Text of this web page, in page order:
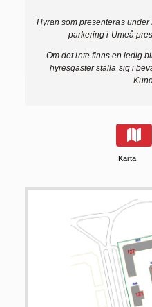
Hyran som presenteras
parkering i Umeå
Om det inte finns en ledig
hyresgäster ställa sig i